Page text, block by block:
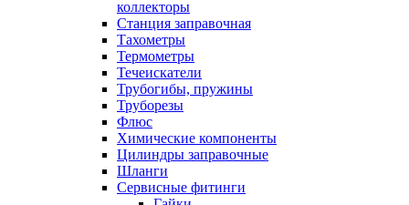
коллекторы
Станция заправочная
Тахометры
Термометры
Течеискатели
Трубогибы, пружины
Труборезы
Флюс
Химические компоненты
Цилиндры заправочные
Шланги
Сервисные фитинги